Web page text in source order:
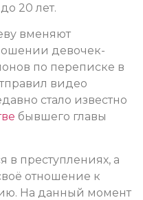
20 лет.
вменяют
девочек-
по переписке в
видео
стало известно
бывшего главы
в преступлениях, а
отношение к
На данный момент